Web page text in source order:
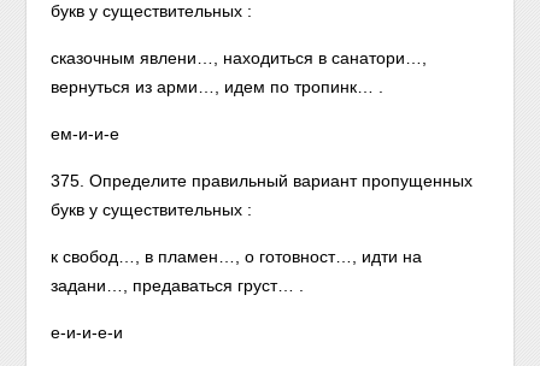
букв у существительных :
сказочным явлени…, находиться в санатори…,
вернуться из арми…, идем по тропинк… .
ем-и-и-е
375. Определите правильный вариант пропущенных
букв у существительных :
к свобод…, в пламен…, о готовност…, идти на
задани…, предаваться груст… .
е-и-и-е-и